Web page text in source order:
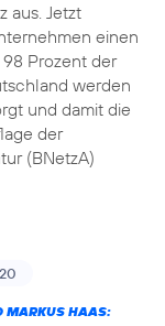
aus. Jetzt
einen
Prozent der
werden
und damit die
der
(BNetzA)
MARKUS HAAS: